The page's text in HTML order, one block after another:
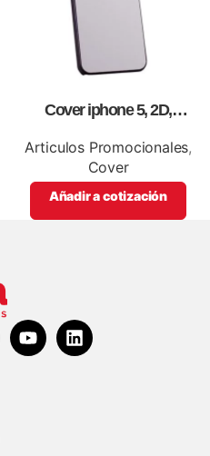
Cover iphone 5, 2D,
Articulos Promocionales,
Cover
Añadir a cotización